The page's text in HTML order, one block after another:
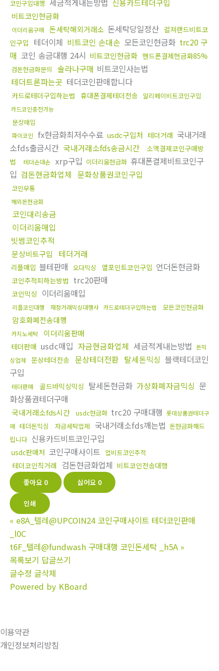
코인구입대행 세금적게내는방법 신용카드테더구입
비트코인현금화
이더리움구매 돈세탁해외거래소 돈세탁당일정산 컬쳐랜드비트코
인구입
테더이체 비트코인 손대손 모든코인현금화 trc20 구
매 코인 송금대행 24시 비트코인현금화 핸드폰결제현금화85%
검돈현금화문의 솔라나구매 비트코인사는법
테더트론파는곳 테더코인판매합니다
카드로테더구입하는법 휴대폰결제테더전송 알리페이비트코인구입
카드코인충전가능
문상매입
파이코인 fx현금화최저수수료 usdc구입처 테더거래 국내거래
소fds출금시간 국내거래소fds송금시간
소액결제코인구매방
법
테더손대손 xrp구입 이더리움현금화 휴대폰결제비트코인구
입 검돈현금화업체 문화상품권코인구입
코인무통
해외돈현금화
코인대리송금
이더리움매입
빗썸코인추적
문상비트구입 테더거래
리플매입 블테판매 오다믹싱 엘포인트코인구입 언더돈현금화
코인추적피하는방법 trc20판매
코인믹싱 이더리움매입
리플코인대행 재정거래믹싱대행사 카드로테더구입하는법 모든코인현금화
암호화폐전송대행
카지노세탁 이더리움판매
테더판매 usdc매입 자금현금화업체 세금적게내는방법 돈믹
싱업체
문상테더전송 문상테더전환 탈세돈믹싱 블랙테더코인
구입
테더판매 골드바믹싱믹싱 탈세돈현금화 가상화폐자금믹싱 문
화상품권테더구매
국내거래소fds시간 usdc현금화 trc20 구매대행 롯데상품권테더구
매 테더돈믹싱 자금세탁업체 국내거래소fds깨는법 돈현금화해드
립니다 신용카드비트코인구입
usdc판매처 코인구매사이트 업비트코인추적
테더코인직거래 검돈현금화업체 비트코인전송대행
좋아요 0 싫어요 0
인쇄
« e8A_텔레@UPCOIN24 코인구매사이트 테더코인판매
_l0C
t6F_텔레@fundwash 구매대행 코인돈세탁 _h5A »
목록보기 답글쓰기
글수정 글삭제
Powered by KBoard
이용약관
개인정보처리방침